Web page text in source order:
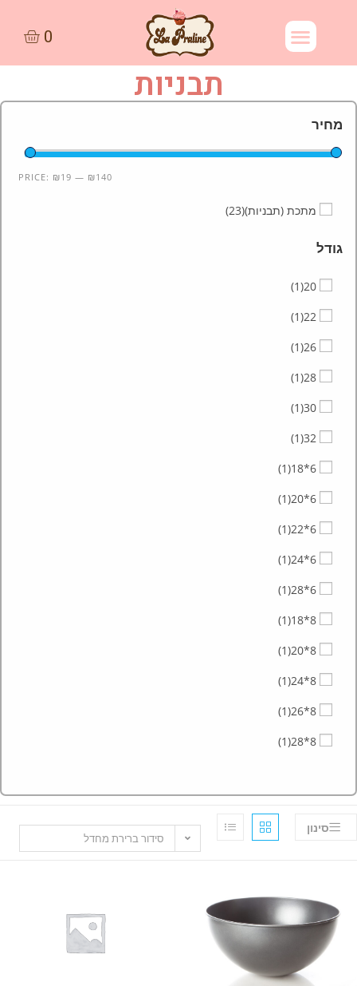
תבניות
מחיר
PRICE: ₪19 — ₪140
מתכת (תבניות)(23)
גודל
20
(1)
22
(1)
26
(1)
28
(1)
30
(1)
32
(1)
6*18
(1)
6*20
(1)
6*22
(1)
6*24
(1)
6*28
(1)
8*18
(1)
8*20
(1)
8*24
(1)
8*26
(1)
8*28
(1)
סינון
סידור ברירת מחדל